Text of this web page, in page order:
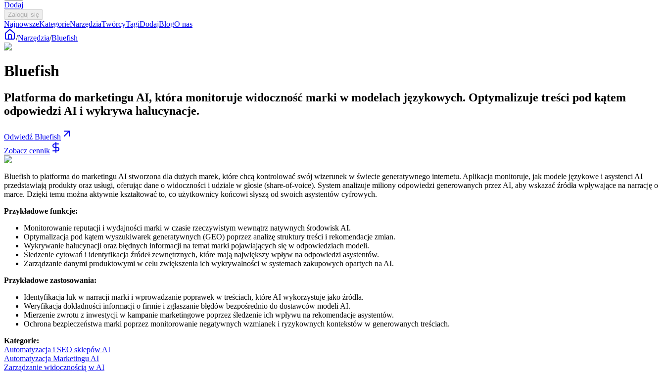
Dodaj
Zaloguj się
NajnowszeKategorieNarzędziaTwórcyTagiDodajBlogO nas
/Narzędzia/Bluefish
Bluefish
Platforma do marketingu AI, która monitoruje widoczność marki w modelach językowych. Optymalizuje treści pod kątem
odpowiedzi AI i wykrywa halucynacje.
Odwiedź Bluefish
Zobacz cennik
Bluefish to platforma do marketingu AI stworzona dla dużych marek, które chcą kontrolować swój wizerunek w świecie generatywnego internetu. Aplikacja monitoruje, jak modele językowe i asystenci AI
przedstawiają produkty oraz usługi, oferując dane o widoczności i udziale w głosie (share-of-voice). System analizuje miliony odpowiedzi generowanych przez AI, aby wskazać źródła wpływające na narrację o
marce. Dzięki temu można aktywnie kształtować to, co użytkownicy końcowi słyszą od swoich asystentów cyfrowych.
Przykładowe funkcje:
Monitorowanie reputacji i wydajności marki w czasie rzeczywistym wewnątrz natywnych środowisk AI.
Optymalizacja pod kątem wyszukiwarek generatywnych (GEO) poprzez analizę struktury treści i rekomendacje zmian.
Wykrywanie halucynacji oraz błędnych informacji na temat marki pojawiających się w odpowiedziach modeli.
Śledzenie cytowań i identyfikacja źródeł zewnętrznych, które mają największy wpływ na odpowiedzi asystentów.
Zarządzanie danymi produktowymi w celu zwiększenia ich wykrywalności w systemach zakupowych opartych na AI.
Przykładowe zastosowania:
Identyfikacja luk w narracji marki i wprowadzanie poprawek w treściach, które AI wykorzystuje jako źródła.
Weryfikacja dokładności informacji o firmie i zgłaszanie błędów bezpośrednio do dostawców modeli AI.
Mierzenie zwrotu z inwestycji w kampanie marketingowe poprzez śledzenie ich wpływu na rekomendacje asystentów.
Ochrona bezpieczeństwa marki poprzez monitorowanie negatywnych wzmianek i ryzykownych kontekstów w generowanych treściach.
Kategorie:
Automatyzacja i SEO sklepów AI
Automatyzacja Marketingu AI
Zarządzanie widocznością w AI